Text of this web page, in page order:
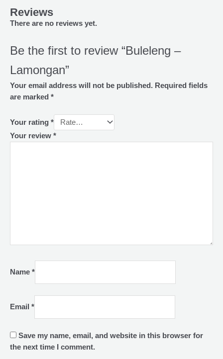
Reviews
There are no reviews yet.
Be the first to review “Buleleng –
Lamongan”
Your email address will not be published. Required fields
are marked *
Your rating *
Your review *
Name *
Email *
Save my name, email, and website in this browser for
the next time I comment.